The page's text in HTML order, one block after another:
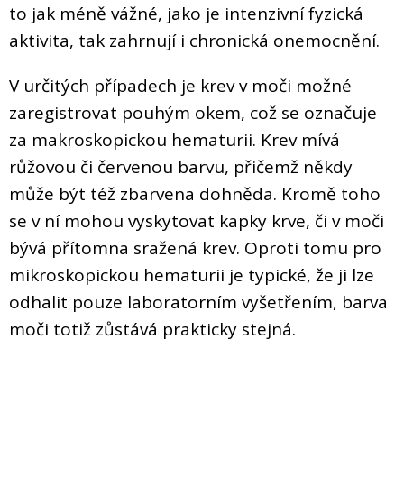
to jak méně vážné, jako je intenzivní fyzická
aktivita, tak zahrnují i chronická onemocnění.
V určitých případech je krev v moči možné
zaregistrovat pouhým okem, což se označuje
za makroskopickou hematurii. Krev mívá
růžovou či červenou barvu, přičemž někdy
může být též zbarvena dohněda. Kromě toho
se v ní mohou vyskytovat kapky krve, či v moči
bývá přítomna sražená krev. Oproti tomu pro
mikroskopickou hematurii je typické, že ji lze
odhalit pouze laboratorním vyšetřením, barva
moči totiž zůstává prakticky stejná.